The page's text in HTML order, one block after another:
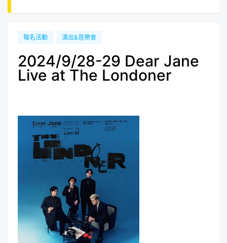
報名活動 演出&音樂會
2024/9/28-29 Dear Jane
Live at The Londoner